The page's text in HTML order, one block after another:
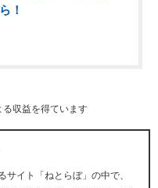
！
収益を得ています
サイト「ねとらぼ」の中で、